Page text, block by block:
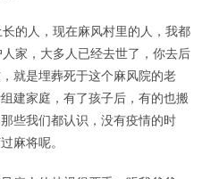
的人，现在麻风村里的人，我都
家，大多人已经去世了，你去后
就是埋葬死于这个麻风院的老
建家庭，有了孩子后，有的也搬
些我们都认识，没有疫情的时
麻将呢。